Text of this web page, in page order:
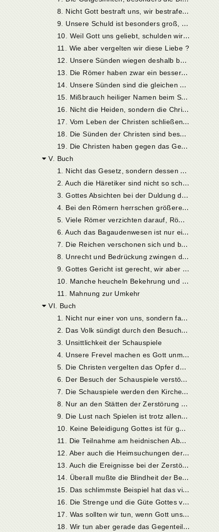
8
. Nicht Gott bestraft uns, wir bestrafen uns selbst
9
. Unsere Schuld ist besonders groß, weil sie die Fürsorge und Liebe Gottes verkennt
1
0. Weil Gott uns geliebt, schulden wir die größte Gegenliebe
11. Wie aber vergelten wir diese Liebe ?
1
2. Unsere Sünden wiegen deshalb besonders schwer, weil wir Christen sind
1
3. Die Römer haben zwar ein besseres Sittengesetz als die Barbaren, leben aber nicht danach
1
4. Unsere Sünden sind die gleichen wie die der Barbaren
1
5. Mißbrauch heiliger Namen beim Schwören
1
6. Nicht die Heiden, sondern die Christen lästern Gott
1
7. Vom Leben der Christen schließen die Heiden auf Christi Lehre
1
8. Die Sünden der Christen sind besonders schwer, weil sie die Heiden zur Gotteslästerung veranlassen
1
9. Die Christen haben gegen das Gesetz größere Verpflichtungen als die Heiden, weil sie das Gesetz kennen, die Heiden aber nicht
V. Buch
1
. Nicht das Gesetz, sondern dessen Übertretung ist verderblich
2
. Auch die Häretiker sind nicht so schuldig wie die Rechtgläubigen
3
. Gottes Absichten bei der Duldung der Häretiker
4
. Bei den Römern herrschen größere Laster als bei den Goten und Vandalen, z.B. die Proskriptionen gegen die Armen
5
. Viele Römer verzichten darauf, Römer zu bleiben und flüchten zu den Barbaren
6
. Auch das Bagaudenwesen ist nur eine Folge der Unterdrückung
7
. Die Reichen verschonen sich und belasten die Armen
8
. Unrecht und Bedrückung zwingen die Armen zur Aufgabe der Freiheit
9
. Gottes Gericht ist gerecht, wir aber erkennen es nicht
1
0. Manche heucheln Bekehrung und begehen doch große Verbrechen, auch gegen ihre größten Wohltäter
11. Mahnung zur Umkehr
VI. Buch
1
. Nicht nur einer von uns, sondern fast alle sind schlecht oder streben danach, schlecht zu sein
2
. Das Volk sündigt durch den Besuch grausamer Schauspiele und die Teilnahme an heidnischem Aberglauben
3. Unsittlichkeit der Schauspiele
4
. Unsere Frevel machen es Gott unmöglich, uns zu beschützen
5
. Die Christen vergelten das Opfer des Erlösers mit Lastern
6
. Der Besuch der Schauspiele verstößt gegen die Grundlage des Glaubensbekenntnisses
7
. Die Schauspiele werden den Kirchen vorgezogen
8
. Nur an den Stätten der Zerstörung oder infolge allgemeiner Armut haben die Schauspiele teilweise aufgehört
9
. Die Lust nach Spielen ist trotz allen Elendes nicht verschwunden
1
0. Keine Beleidigung Gottes ist für gering zu erachten
1
1. Die Teilnahme am heidnischen Aberglauben der Spiele ist eine schwere Versündigung gegen Gott in glücklichen Tagen
1
2. Aber auch die Heimsuchungen der verheerenden Völkerwanderung haben das Volk nicht gebessert; das Beispiel Karthagos
1
3. Auch die Ereignisse bei der Zerstörung einiger gallischer Städte sind ein Beweis
1
4. Überall mußte die Blindheit der Bewohner den Untergang herbeiführen
1
5. Das schlimmste Beispiel hat das viermal zerstörte Trier gegeben
1
6. Die Strenge und die Güte Gottes verfehlen bei uns ihren Zweck
1
7. Was sollten wir tun, wenn Gott uns schont?
1
8. Wir tun aber gerade das Gegenteil; darum werden wir ohne Aufhören gezüchtigt